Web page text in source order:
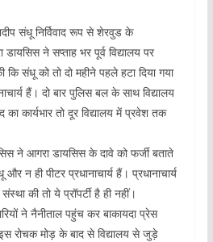
संधू निर्विवाद रूप से शेरवुड के
ने सप्ताह भर पूर्व विद्यालय पर
संधू को तो दो महीने पहले हटा दिया गया
हैं। दो बार पुलिस बल के साथ विद्यालय
कार्यभार तो दूर विद्यालय में प्रवेश तक
ने आगरा डायसिस के दावे को फर्जी बताते
न ही पीटर प्रधानाचार्य हैं। प्रधानाचार्य
की तो ये प्रॉपर्टी है ही नहीं।
ने नैनीताल पहुंच कर बाकायदा प्रेस
रोचक मोड़ के बाद से विद्यालय से जुड़े